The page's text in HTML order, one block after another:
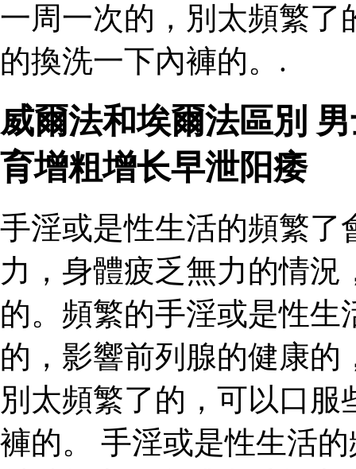
一周一次的，別太頻繁了
的換洗一下內褲的。.
威爾法和埃爾法區別
育增粗增长早泄阳痿
手淫或是性生活的頻繁了
力，身體疲乏無力的情
的。頻繁的手淫或是性
的，影響前列腺的健康
別太頻繁了的，可以口
褲的。 手淫或是性生活